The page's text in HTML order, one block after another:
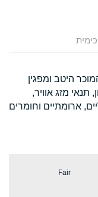
היטב ומפגין
תנאי מזג אוויר,
ארומתיים וחומרים
Fair